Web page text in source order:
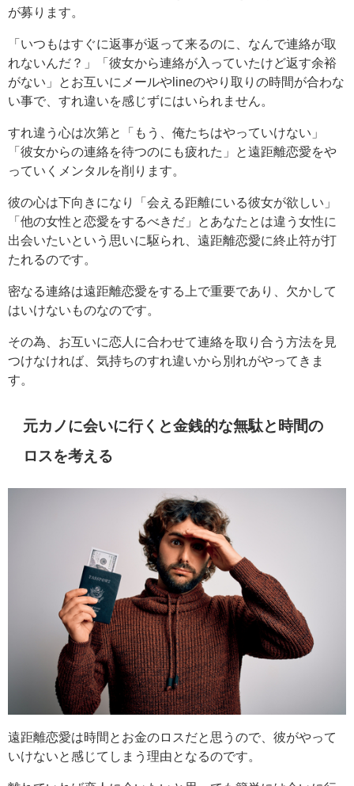
が募ります。
「いつもはすぐに返事が返って来るのに、なんで連絡が取
れないんだ？」「彼女から連絡が入っていたけど返す余裕
がない」とお互いにメールやlineのやり取りの時間が合わな
い事で、すれ違いを感じずにはいられません。
すれ違う心は次第と「もう、俺たちはやっていけない」
「彼女からの連絡を待つのにも疲れた」と遠距離恋愛をや
っていくメンタルを削ります。
彼の心は下向きになり「会える距離にいる彼女が欲しい」
「他の女性と恋愛をするべきだ」とあなたとは違う女性に
出会いたいという思いに駆られ、遠距離恋愛に終止符が打
たれるのです。
密なる連絡は遠距離恋愛をする上で重要であり、欠かして
はいけないものなのです。
その為、お互いに恋人に合わせて連絡を取り合う方法を見
つけなければ、気持ちのすれ違いから別れがやってきま
す。
元カノに会いに行くと金銭的な無駄と時間の
ロスを考える
遠距離恋愛は時間とお金のロスだと思うので、彼がやって
いけないと感じてしまう理由となるのです。